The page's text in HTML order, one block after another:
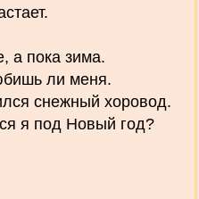
а пока зима.
ли меня.
снежный хоровод.
я под Новый год?